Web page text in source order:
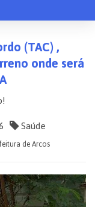
(TAC) ,
onde será
Saúde
de Arcos